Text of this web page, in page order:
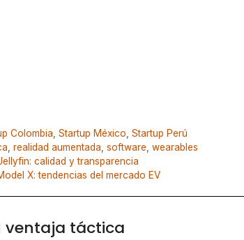
Colombia Startup México Startup Perú
realidad aumentada software wearables
calidad y transparencia
X: tendencias del mercado EV
ventaja táctica